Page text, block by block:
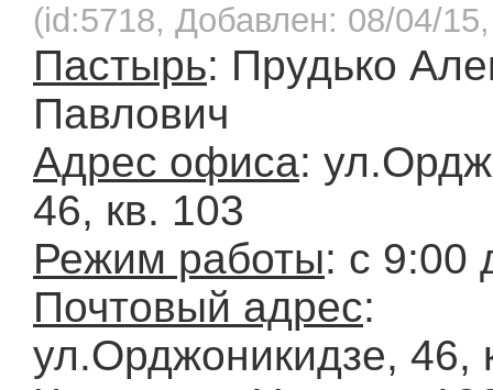
(id:5718, Добавлен: 08/04/
Пастырь: Прудько
Павлович
Адрес офиса:
46, кв. 103
Режим работы: с 9:00
Почтовый адрес:
ул.Орджоникидзе, 46,